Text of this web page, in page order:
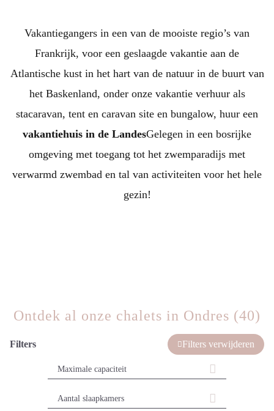
Vakantiegangers in een van de mooiste regio’s van
Frankrijk, voor een geslaagde vakantie aan de
Atlantische kust in het hart van de natuur in de buurt van
het Baskenland, onder onze vakantie verhuur als
stacaravan, tent en caravan site en bungalow, huur een
vakantiehuis in de LandesGelegen in een bosrijke
omgeving met toegang tot het zwemparadijs met
verwarmd zwembad en tal van activiteiten voor het hele
gezin!
Ontdek al onze chalets in Ondres (40)
Filters Filters verwijderen
Maximale capaciteit
Aantal slaapkamers